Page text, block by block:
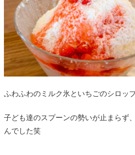
ふわふわのミルク氷といちごのシロッ
子ども達のスプーンの勢いが止まらず
んでした笑